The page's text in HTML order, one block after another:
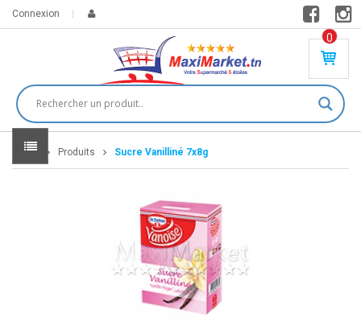
Connexion
0
PR
DU
IT(
S)
Home Produits Sucre Vanilliné 7x8g